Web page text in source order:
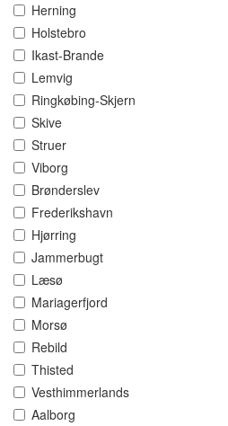
Herning
Holstebro
Ikast-Brande
Lemvig
Ringkøbing-Skjern
Skive
Struer
Viborg
Brønderslev
Frederikshavn
Hjørring
Jammerbugt
Læsø
Mariagerfjord
Morsø
Rebild
Thisted
Vesthimmerlands
Aalborg